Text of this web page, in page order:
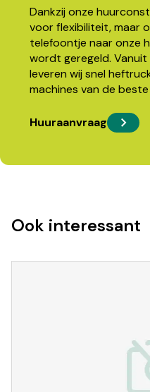
Dankzij onze
voor flexibiliteit, maar
telefoontje naar onze
wordt geregeld. Vanuit
leveren wij snel
machines van de beste
Huuraanvraag
Ook interessant